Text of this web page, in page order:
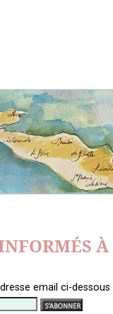
email ci-